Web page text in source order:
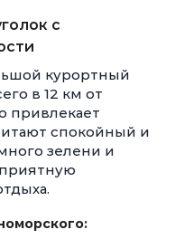
с
курортный
в 12 км от
привлекает
спокойный и
зелени и
приятную